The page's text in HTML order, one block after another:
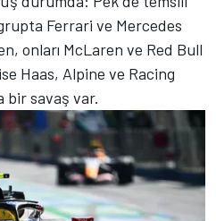
Ferrari ve Mercedes
onları McLaren ve Red Bull
Haas, Alpine ve Racing
bir savaş var.